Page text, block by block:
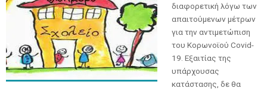
διαφορετική λόγω των
απαιτούμενων μέτρων
για την αντιμετώπιση
του Κορωνοϊού Covid-
19. Εξαιτίας της
υπάρχουσας
κατάστασης, δε θα